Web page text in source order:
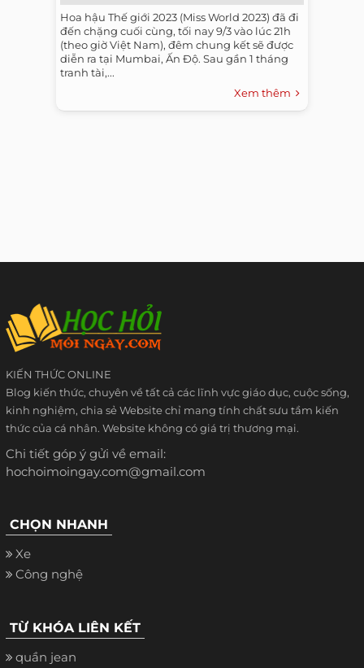
Hoa hậu Thế giới 2023 (Miss World 2023) đã đi
đến chặng cuối cùng, tối nay 9/3 vào lúc 21h
(theo giờ Việt Nam), đêm chung kết sẽ được
diễn ra tại Mumbai, Ấn Độ. Sau gần 1 tháng
tranh tài,...
Xem thêm
KIẾN THỨC ONLINE
Blog kiến thức, chuyên về tất cả các lĩnh vực giáo dục, cuộc sống,
kinh nghiệm, chia sẻ Website chỉ mang tính chất sưu tầm kiến
thức của cá nhân. Website không có giá trị thương mại.
Chi tiết góp ý gửi về email:
hochoimoingay.com@gmail.com
CHỌN NHANH
Xe
Công nghệ
TỪ KHÓA LIÊN KẾT
quần jean